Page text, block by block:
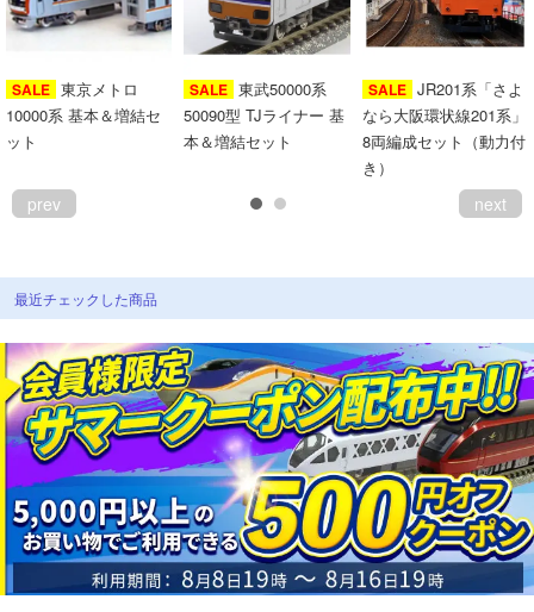
© 2026 Mid Japan, Inc.
SALE 東京メトロ
10000系 基本＆増結セ
ット
SALE 東武50000系
50090型 TJライナー 基
本＆増結セット
SALE JR201系「さよ
なら大阪環状線201系」
8両編成セット（動力付
き）
prev next
最近チェックした商品